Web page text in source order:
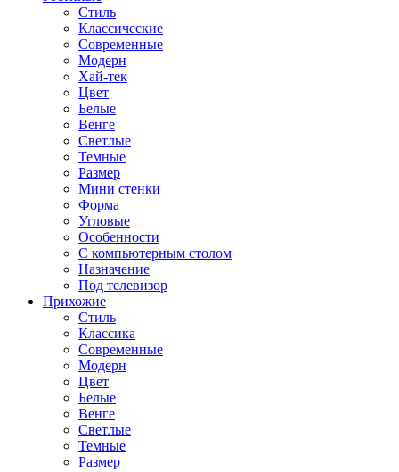
Стиль
Классические
Современные
Модерн
Хай-тек
Цвет
Белые
Венге
Светлые
Темные
Размер
Мини стенки
Форма
Угловые
Особенности
С компьютерным столом
Назначение
Под телевизор
Прихожие
Стиль
Классика
Современные
Модерн
Цвет
Белые
Венге
Светлые
Темные
Размер